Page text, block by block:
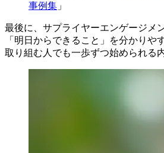
事例集 」
最後に、サプライヤーエンゲージメ
「明日からできること」を分かりや
取り組む人でも一歩ずつ始められる